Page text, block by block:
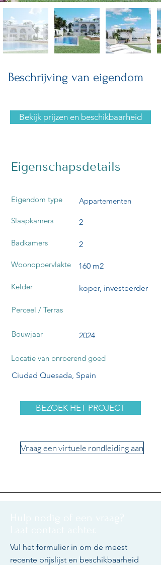
Beschrijving van eigendom
Bekijk prijzen en beschikbaarheid
Eigenschapsdetails
Eigendom type Appartementen
Slaapkamers 2
Badkamers 2
Woonoppervlakte 160 m2
Kelder koper, investeerder
Perceel / Terras
Bouwjaar 2024
Locatie van onroerend goed
Ciudad Quesada, Spain
BEZOEK HET PROJECT
Vraag een virtuele rondleiding aan
Vul het formulier in om de meest
recente prijslijst en beschikbaarheid